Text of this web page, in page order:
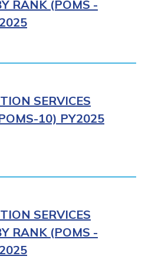
RANK (POMS -
SERVICES
10) PY2025
SERVICES
RANK (POMS -